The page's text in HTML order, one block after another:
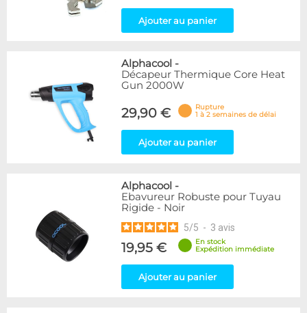
Ajouter au panier
Alphacool -
Décapeur Thermique Core Heat
Gun 2000W
29,90 €
Rupture
1 à 2 semaines de délai
Ajouter au panier
Alphacool -
Ebavureur Robuste pour Tuyau
Rigide - Noir
5/5 - 3 avis
19,95 €
En stock
Expédition immédiate
Ajouter au panier